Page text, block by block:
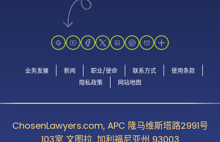
业务发展 新闻 职业/使命 联系方式
使用条款
隐私政策
网站地图
ChosenLawyers.com, APC 隆马维斯塔路2991号
103室 文图拉, 加利福尼亚州 93003